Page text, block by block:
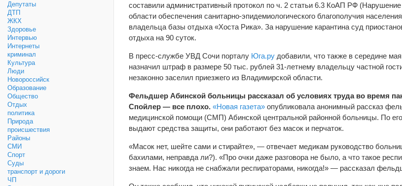
Депутаты
ДТП
ЖКХ
Здоровье
Интервью
Интернеты
криминал
Культура
Люди
Новороссийск
Образование
Общество
Отдых
политика
Природа
происшествия
Районы
СМИ
Спорт
Суды
транспорт и дороги
ЧП
составили административный протокол по ч. 2 статьи 6.3 КоАП РФ (Нарушение
области обеспечения санитарно-эпидемиологического благополучия
владельца базы отдыха «Хоста Рика». За нарушение карантина суд
отдыха на 90 суток.
В пресс-службе УВД Сочи порталу Юга.ру добавили, что также в середине
назначил штраф в размере 50 тыс. рублей 31-летнему владельцу частной
незаконно заселил приезжего из Владимирской области.
Фельдшер Абинской больницы рассказал об условиях труда во время
Спойлер — все плохо. «Новая газета» опубликовала анонимный рассказ
медицинской помощи (СМП) Абинской центральной районной больницы. По
выдают средства защиты, они работают без масок и перчаток.
«Масок нет, шейте сами и стирайте», — отвечает медикам руководство
бахилами, неправда ли?). «Про очки даже разговора не было, а что такое
знаем. Нас никогда не снабжали респираторами, никогда!» — рассказал